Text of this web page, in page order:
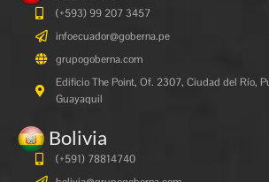
(+593) 99 207 3457
infoecuador@goberna.pe
grupogoberna.com
Edificio The Point, Of. 2307, Ciudad del Río,
Guayaquil
Bolivia
(+591) 78814740